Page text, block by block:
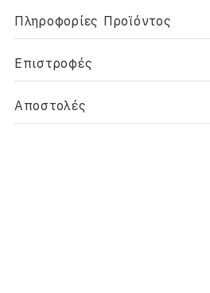
Πληροφορίες Προϊόντος
Επιστροφές
Αποστολές